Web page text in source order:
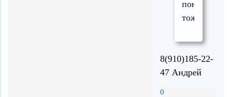
тоже.
8(910)185-22-
47 Андрей
0